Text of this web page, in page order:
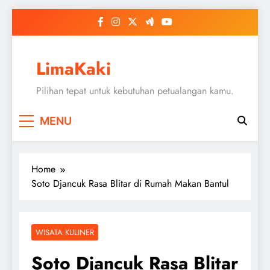
LimaKaki
Pilihan tepat untuk kebutuhan petualangan kamu.
MENU
Home
Soto Djancuk Rasa Blitar di Rumah Makan Bantul
WISATA KULINER
Soto Djancuk Rasa Blitar